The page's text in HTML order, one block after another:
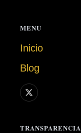
MENU
Inicio
Blog
TRANSPARENCIA